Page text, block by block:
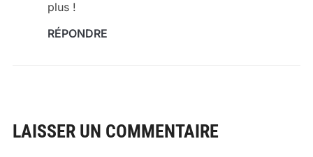
plus !
RÉPONDRE
LAISSER UN COMMENTAIRE